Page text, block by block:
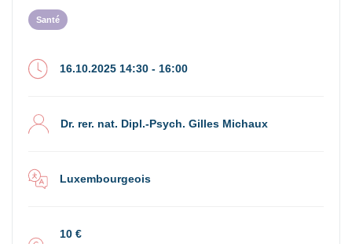
Santé
16.10.2025 14:30 - 16:00
Dr. rer. nat. Dipl.-Psych. Gilles Michaux
Luxembourgeois
10 €